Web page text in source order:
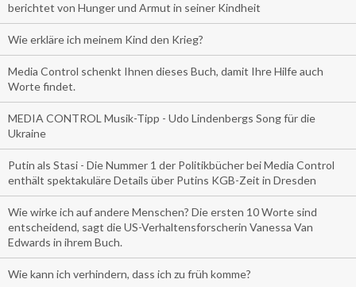
berichtet von Hunger und Armut in seiner Kindheit
Wie erkläre ich meinem Kind den Krieg?
Media Control schenkt Ihnen dieses Buch, damit Ihre Hilfe auch
Worte findet.
MEDIA CONTROL Musik-Tipp - Udo Lindenbergs Song für die
Ukraine
Putin als Stasi - Die Nummer 1 der Politikbücher bei Media Control
enthält spektakuläre Details über Putins KGB-Zeit in Dresden
Wie wirke ich auf andere Menschen? Die ersten 10 Worte sind
entscheidend, sagt die US-Verhaltensforscherin Vanessa Van
Edwards in ihrem Buch.
Wie kann ich verhindern, dass ich zu früh komme?